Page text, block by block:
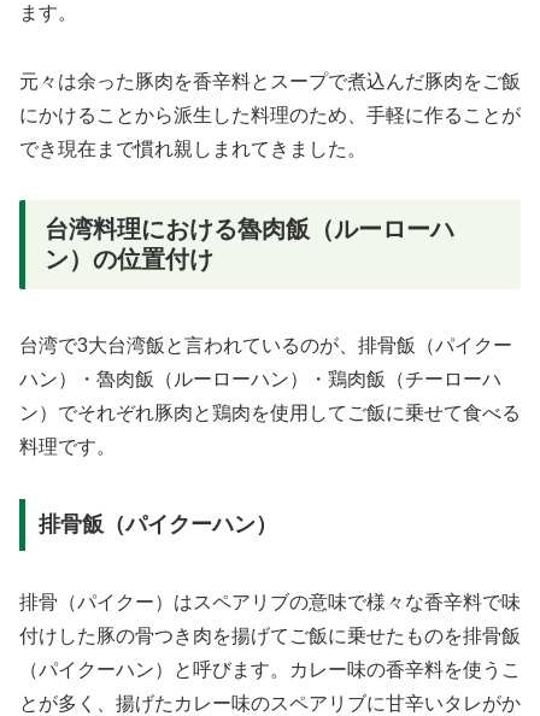
ます。
元々は余った豚肉を香辛料とスープで煮込んだ豚肉をご飯
にかけることから派生した料理のため、手軽に作ることが
でき現在まで慣れ親しまれてきました。
台湾料理における魯肉飯（ルーローハ
ン）の位置付け
台湾で3大台湾飯と言われているのが、排骨飯（パイクー
ハン）・魯肉飯（ルーローハン）・鶏肉飯（チーローハ
ン）でそれぞれ豚肉と鶏肉を使用してご飯に乗せて食べる
料理です。
排骨飯（パイクーハン）
排骨（パイクー）はスペアリブの意味で様々な香辛料で味
付けした豚の骨つき肉を揚げてご飯に乗せたものを排骨飯
（パイクーハン）と呼びます。カレー味の香辛料を使うこ
とが多く、揚げたカレー味のスペアリブに甘辛いタレがか